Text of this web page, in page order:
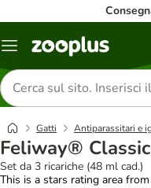
Overview
Cerca
prodotti
Gatti Antiparassitari e
Feliway® Classic
Set da 3 ricariche (48 ml cad.)
This is a stars rating area